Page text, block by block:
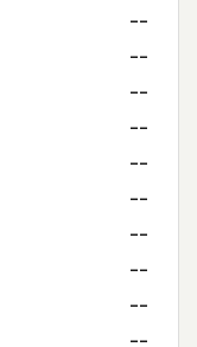
--
--
--
--
--
--
--
--
--
--